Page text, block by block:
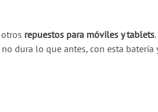
repuestos para móviles y tablets
dura lo que antes, con esta